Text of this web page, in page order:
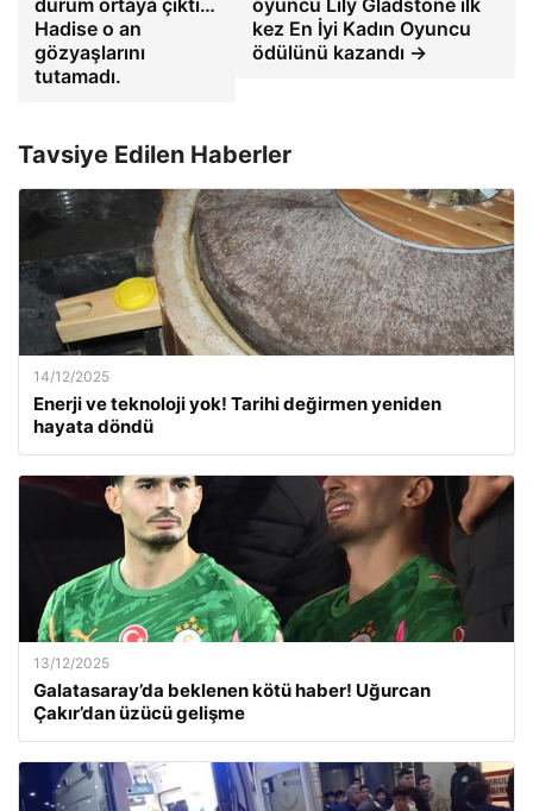
Hadise o an
gözyaşlarını
tutamadı.
kez En İyi Kadın Oyuncu
ödülünü kazandı →
Tavsiye Edilen Haberler
14/12/2025
Enerji ve teknoloji yok! Tarihi değirmen yeniden
hayata döndü
13/12/2025
Galatasaray’da beklenen kötü haber! Uğurcan
Çakır’dan üzücü gelişme